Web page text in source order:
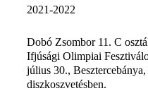
2021-2022
Dobó Zsombor 11. C
Ifjúsági Olimpiai
július 30.,
diszkoszvetésben.